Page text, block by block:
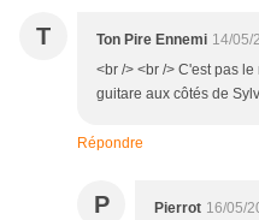
T Ton Pire Ennemi 14/05/
<br /> <br /> C'est pas
guitare aux côtés de
Répondre
P Pierrot 16/05/